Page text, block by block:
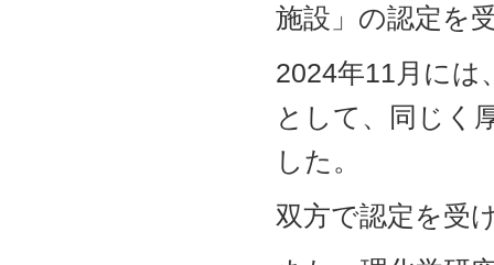
施設」の認定を
2024年11月には
として、同じく
した。
双方で認定を受